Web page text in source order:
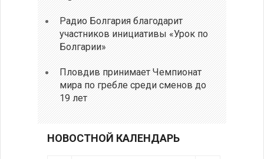
Радио Болгария благодарит
участников инициативы «Урок по
Болгарии»
Пловдив принимает Чемпионат
мира по гребле среди сменов до
19 лет
НОВОСТНОЙ КАЛЕНДАРЬ